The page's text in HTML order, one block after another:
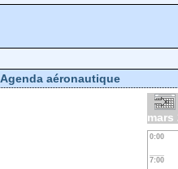
Agenda aéronautique
mars
0:00
7:00